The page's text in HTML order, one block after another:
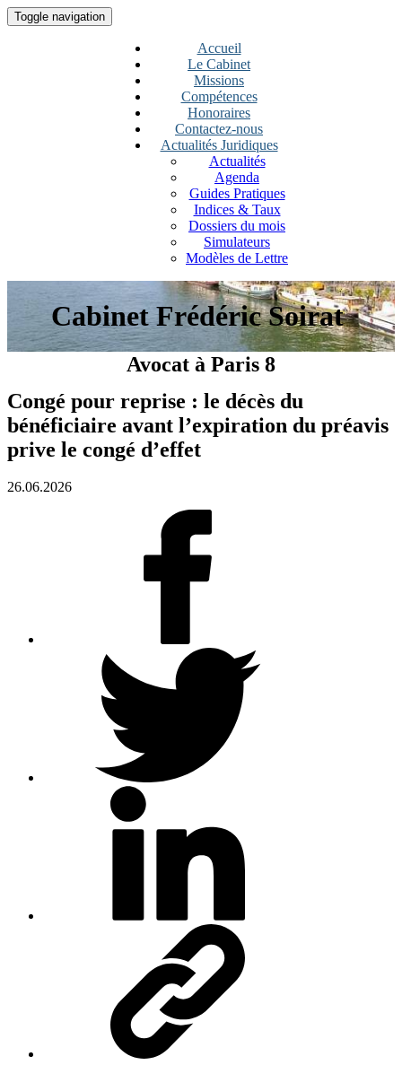
Toggle navigation
Accueil
Le Cabinet
Missions
Compétences
Honoraires
Contactez-nous
Actualités Juridiques
Actualités
Agenda
Guides Pratiques
Indices & Taux
Dossiers du mois
Simulateurs
Modèles de Lettre
Cabinet Frédéric Soirat
Avocat à Paris 8
Congé pour reprise : le décès du
bénéficiaire avant l’expiration du préavis
prive le congé d’effet
26.06.2026